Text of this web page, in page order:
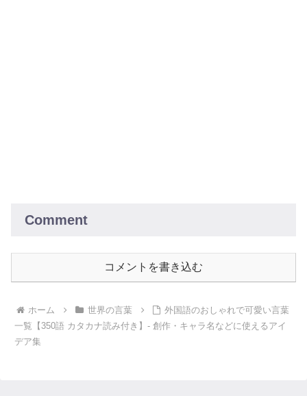
Comment
コメントを書き込む
ホーム 世界の言葉
外国語のおしゃれで可愛い言葉
一覧【350語 カタカナ読み付き】- 創作・キャラ名などに使えるアイ
デア集